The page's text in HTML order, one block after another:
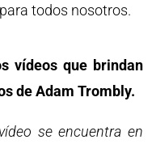
todos nosotros.
vídeos que brindan
de Adam Trombly.
se encuentra en